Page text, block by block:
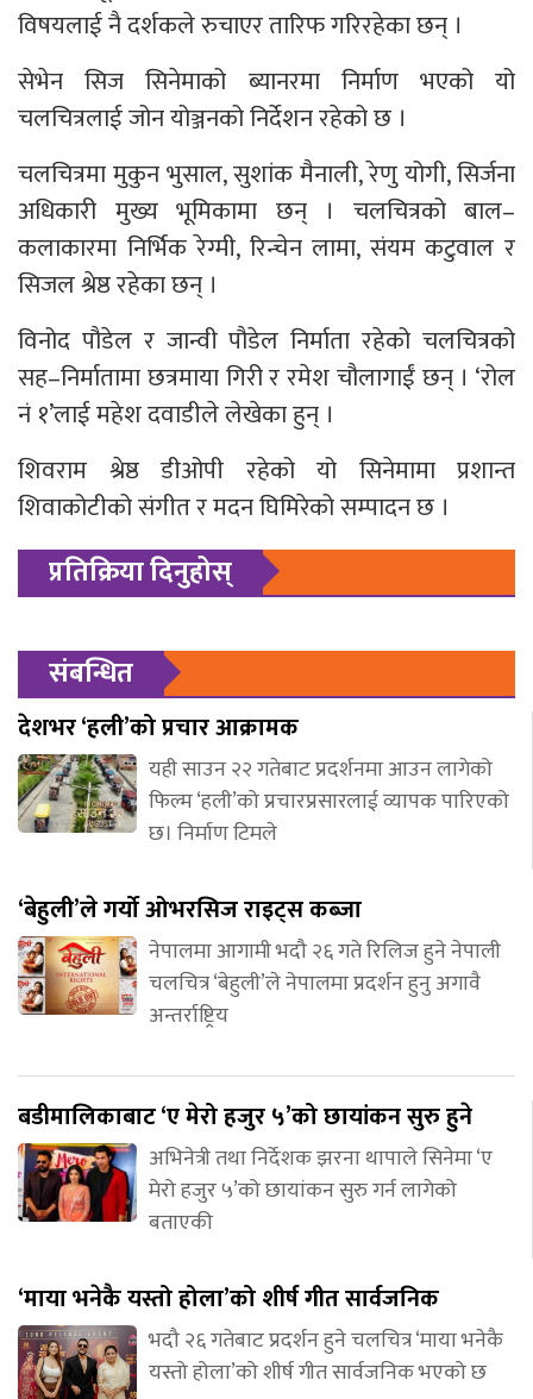
विषयलाई नै दर्शकले रुचाएर तारिफ गरिरहेका छन् ।
सेभेन सिज सिनेमाको ब्यानरमा निर्माण भएको यो
चलचित्रलाई जोन योञ्जनको निर्देशन रहेको छ ।
चलचित्रमा मुकुन भुसाल, सुशांक मैनाली, रेणु योगी, सिर्जना
अधिकारी मुख्य भूमिकामा छन् । चलचित्रको बाल–
कलाकारमा निर्भिक रेग्मी, रिन्चेन लामा, संयम कटुवाल र
सिजल श्रेष्ठ रहेका छन् ।
विनोद पौडेल र जान्वी पौडेल निर्माता रहेको चलचित्रको
सह–निर्मातामा छत्रमाया गिरी र रमेश चौलागाईं छन् । ‘रोल
नं १’लाई महेश दवाडीले लेखेका हुन् ।
शिवराम श्रेष्ठ डीओपी रहेको यो सिनेमामा प्रशान्त
शिवाकोटीको संगीत र मदन घिमिरेको सम्पादन छ ।
प्रतिक्रिया दिनुहोस्
संबन्धित
देशभर ‘हली’को प्रचार आक्रामक
यही साउन २२ गतेबाट प्रदर्शनमा आउन लागेको
फिल्म ‘हली’को प्रचारप्रसारलाई व्यापक पारिएको
छ। निर्माण टिमले
‘बेहुली’ले गर्यो ओभरसिज राइट्स कब्जा
नेपालमा आगामी भदौ २६ गते रिलिज हुने नेपाली
चलचित्र ‘बेहुली’ले नेपालमा प्रदर्शन हुनु अगावै
अन्तर्राष्ट्रिय
बडीमालिकाबाट ‘ए मेरो हजुर ५’को छायांकन सुरु हुने
अभिनेत्री तथा निर्देशक झरना थापाले सिनेमा ‘ए
मेरो हजुर ५’को छायांकन सुरु गर्न लागेको
बताएकी
‘माया भनेकै यस्तो होला’को शीर्ष गीत सार्वजनिक
भदौ २६ गतेबाट प्रदर्शन हुने चलचित्र ‘माया भनेकै
यस्तो होला’को शीर्ष गीत सार्वजनिक भएको छ